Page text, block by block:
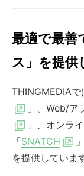
最適で最善
ス」を提供
THINGMEDIA
」、Web/ア
」、オンラ
「SNATCH
を提供していま